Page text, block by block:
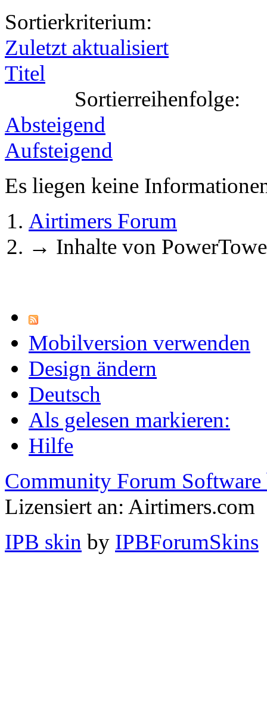
Sortierkriterium:
Zuletzt aktualisiert
Titel
Sortierreihenfolge:
Absteigend
Aufsteigend
Es liegen keine
Airtimers Forum
→ Inhalte von
Mobilversion verwenden
Design ändern
Deutsch
Als gelesen markieren:
Hilfe
Community Forum Software
Lizensiert an: Airtimers.com
IPB skin by IPBForumSkins